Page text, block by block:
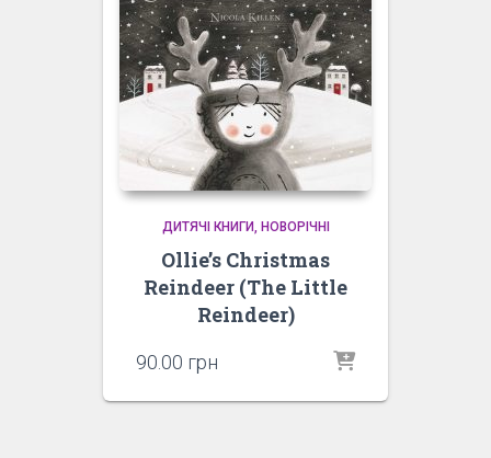
ДИТЯЧІ КНИГИ НОВОРІЧНІ
Ollie’s Christmas
Reindeer (The Little
Reindeer)
90.00 грн